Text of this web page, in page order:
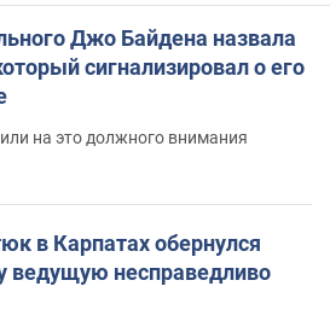
Джо Байдена назвала
сигнализировал о его
на это должного внимания
в Карпатах обернулся
ведущую несправедливо